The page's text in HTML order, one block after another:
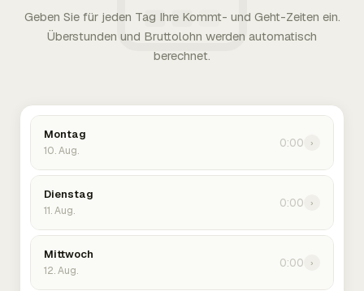
Geben Sie für jeden Tag Ihre Kommt- und Geht-Zeiten ein.
Überstunden und Bruttolohn werden automatisch
berechnet.
Montag
10. Aug.
0:00 ›
Dienstag
11. Aug.
0:00 ›
Mittwoch
12. Aug.
0:00 ›